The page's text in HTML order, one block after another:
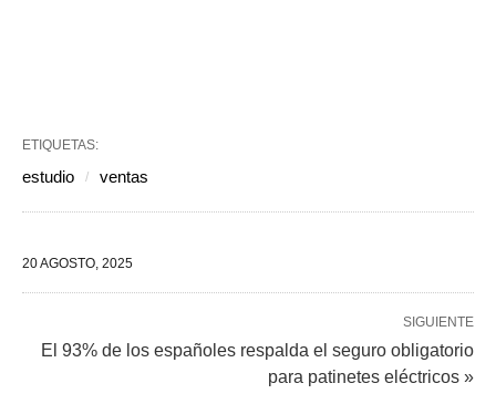
ETIQUETAS:
estudio ventas
20 AGOSTO, 2025
SIGUIENTE
El 93% de los españoles respalda el seguro obligatorio
para patinetes eléctricos »